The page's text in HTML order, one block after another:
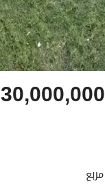
30,000,000